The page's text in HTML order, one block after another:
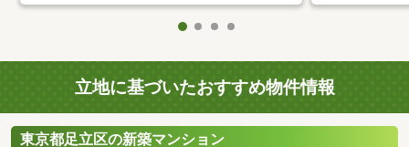
立地に基づいたおすすめ物件情報
東京都足立区の新築マンション